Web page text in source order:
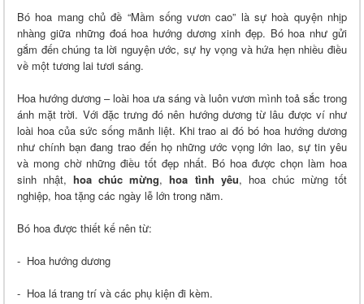
Bó hoa mang chủ đề “Mầm sống vươn cao” là sự hoà quyện nhịp
nhàng giữa những đoá hoa hướng dương xinh đẹp. Bó hoa như gửi
gắm đến chúng ta lời nguyện ước, sự hy vọng và hứa hẹn nhiều điều
về một tương lai tươi sáng.
Hoa hướng dương – loài hoa ưa sáng và luôn vươn mình toả sắc trong
ánh mặt trời. Với đặc trưng đó nên hướng dương từ lâu được ví như
loài hoa của sức sống mãnh liệt. Khi trao ai đó bó hoa hướng dương
như chính bạn đang trao đến họ những ước vọng lớn lao, sự tin yêu
và mong chờ những điều tốt đẹp nhất. Bó hoa được chọn làm hoa
sinh nhật,hoa chúc mừng,hoa tình yêu, hoa chúc mừng tốt
nghiệp, hoa tặng các ngày lễ lớn trong năm.
Bó hoa được thiết kế nên từ:
- Hoa hướng dương
- Hoa lá trang trí và các phụ kiện đi kèm.